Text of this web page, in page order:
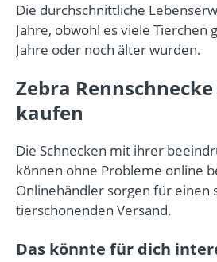
Die durchschnittliche
Jahre, obwohl es viele Tierchen
Jahre oder noch älter wurden.
Zebra
kaufen
Die Schnecken mit ihrer
können ohne Probleme online
Onlinehändler sorgen für einen
tierschonenden Versand.
Das könnte für dich